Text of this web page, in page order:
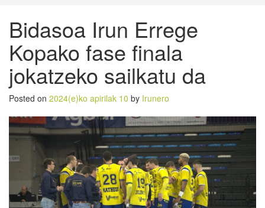
Bidasoa Irun Errege
Kopako fase finala
jokatzeko sailkatu da
Posted on 2024(e)ko apirilak 10 by Irunero